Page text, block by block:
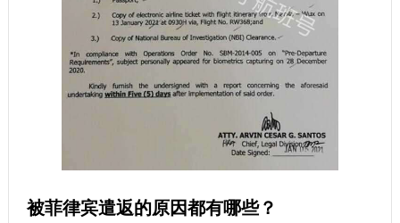
被菲律宾遣返的原因都有哪些？